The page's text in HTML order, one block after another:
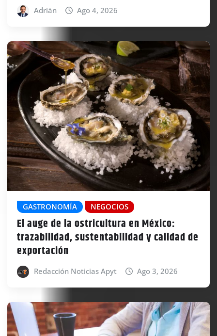
Adrián Ago 4, 2026
GASTRONOMÍA NEGOCIOS
El auge de la ostricultura en México:
trazabilidad, sustentabilidad y calidad de
exportación
Redacción Noticias Apyt Ago 3, 2026